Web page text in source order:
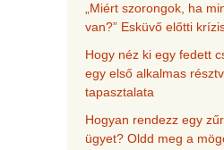
„Miért szorongok, ha
van?” Esküvő előtti
Hogy néz ki egy fedett
egy első alkalmas
tapasztalata
Hogyan rendezz egy
ügyet? Oldd meg a